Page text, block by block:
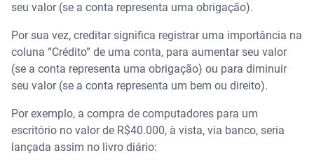
seu valor (se a conta representa uma obrigação).
Por sua vez, creditar significa registrar uma importância na
coluna “Crédito” de uma conta, para aumentar seu valor
(se a conta representa uma obrigação) ou para diminuir
seu valor (se a conta representa um bem ou direito).
Por exemplo, a compra de computadores para um
escritório no valor de R$40.000, à vista, via banco, seria
lançada assim no livro diário: